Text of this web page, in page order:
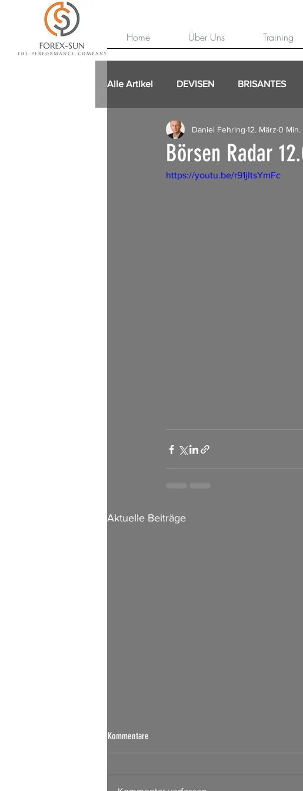
Home Über Uns Training
Alle Artikel DEVISEN BRISANTES
Börsen Radar
Daniel Fehring 12. März 0 Min.
https://youtu.be/r91jItsYmFc
Aktuelle Beiträge
Börsen Radar 07.08.2026
Kommentare